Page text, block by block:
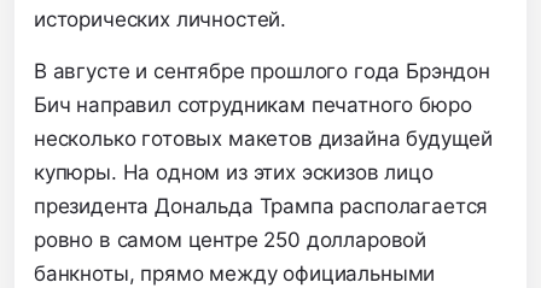
исторических личностей.
В августе и сентябре прошлого года Брэндон
Бич направил сотрудникам печатного бюро
несколько готовых макетов дизайна будущей
купюры. На одном из этих эскизов лицо
президента Дональда Трампа располагается
ровно в самом центре 250 долларовой
банкноты, прямо между официальными